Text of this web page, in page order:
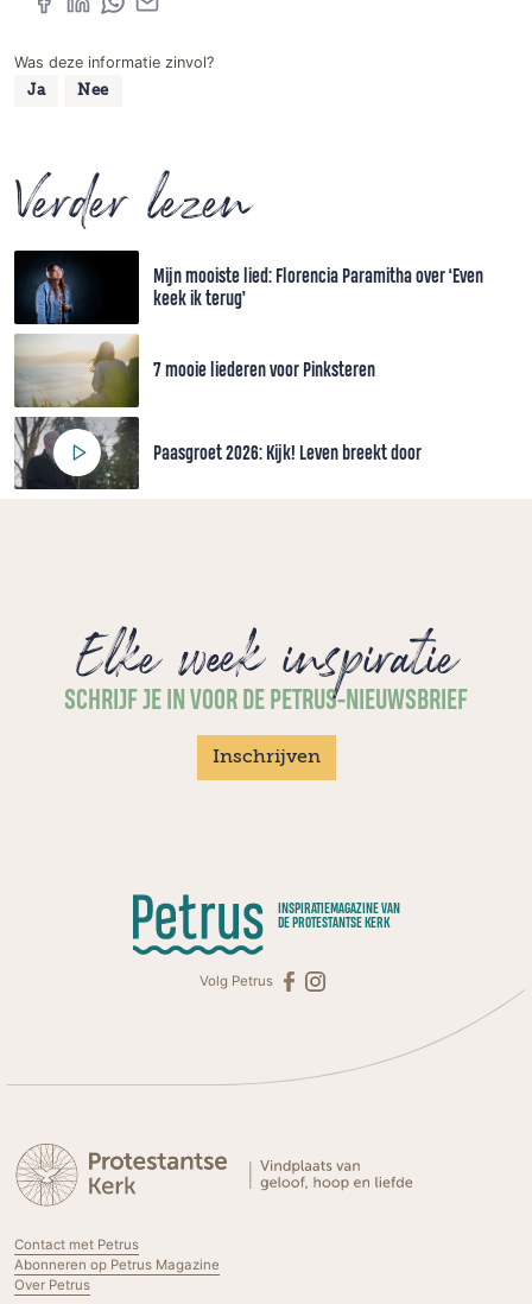
Was deze informatie zinvol?
Ja Nee
Verder lezen
Mijn mooiste lied: Florencia Paramitha over ‘Even
keek ik terug’
7 mooie liederen voor Pinksteren
Paasgroet 2026: Kijk! Leven breekt door
Elke week inspiratie
SCHRIJF JE IN VOOR DE PETRUS-NIEUWSBRIEF
Inschrijven
INSPIRATIEMAGAZINE VAN
DE PROTESTANTSE KERK
Volg Petrus
Contact met Petrus
Abonneren op Petrus Magazine
Over Petrus